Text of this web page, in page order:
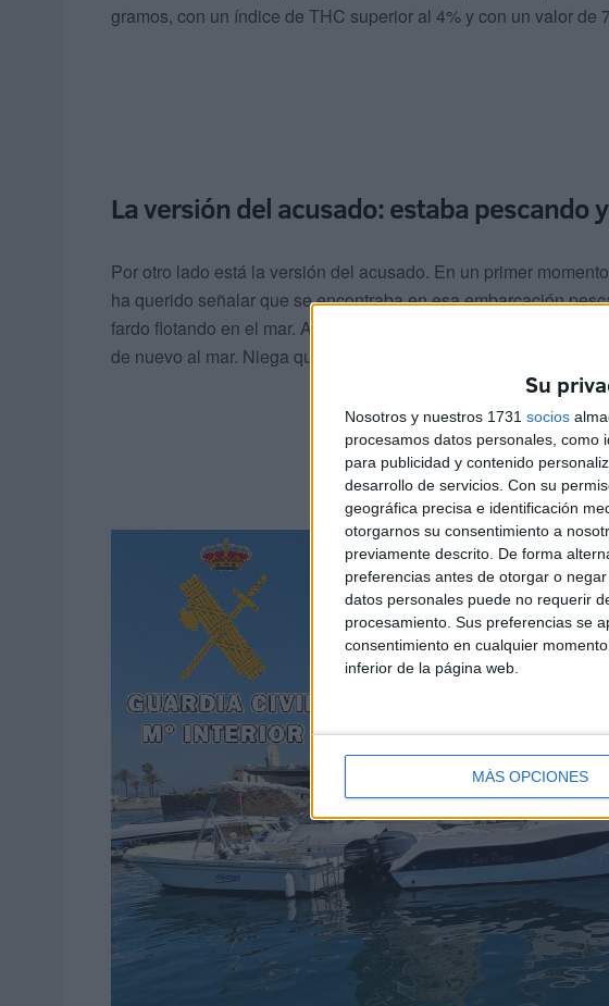
Su
Nosotros y nuestros 1731 socios
procesamos datos personales, como
para publicidad y contenido
desarrollo de servicios. Con su
geográfica precisa e identificación
otorgarnos su consentimiento a
previamente descrito. De forma
preferencias antes de otorgar o
datos personales puede no requerir
procesamiento. Sus preferencias se
consentimiento en cualquier
inferior de la página web.
MÁS OPCIONES
gramos, con un índice de THC superior al 4% y con un valor de
La versión del acusado: estaba pescando
Por otro lado está la versión del acusado. En un primer
ha querido señalar que se encontraba en esa embarcación
fardo flotando en el mar. Al verlo, lo cogió y cuando vio al
de nuevo al mar. Niega que huyera de la Guardia Civil y que